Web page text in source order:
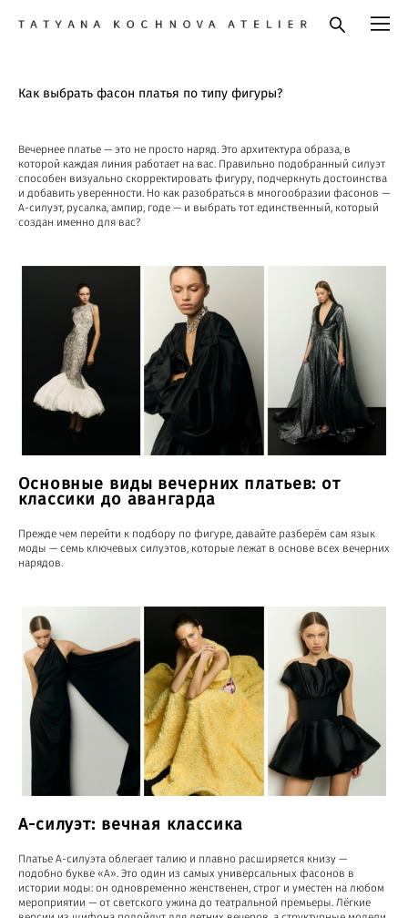
Как выбрать фасон платья по типу фигуры?
Вечернее платье — это не просто наряд. Это архитектура образа, в
которой каждая линия работает на вас. Правильно подобранный силуэт
способен визуально скорректировать фигуру, подчеркнуть достоинства
и добавить уверенности. Но как разобраться в многообразии фасонов —
А-силуэт, русалка, ампир, годе — и выбрать тот единственный, который
создан именно для вас?
Основные виды вечерних платьев: от
классики до авангарда
Прежде чем перейти к подбору по фигуре, давайте разберём сам язык
моды — семь ключевых силуэтов, которые лежат в основе всех вечерних
нарядов.
А-силуэт: вечная классика
Платье А-силуэта облегает талию и плавно расширяется книзу —
подобно букве «А». Это один из самых универсальных фасонов в
истории моды: он одновременно женственен, строг и уместен на любом
мероприятии — от светского ужина до театральной премьеры. Лёгкие